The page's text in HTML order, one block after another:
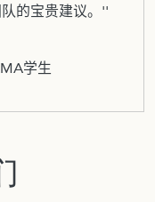
的宝贵建议。''
学生